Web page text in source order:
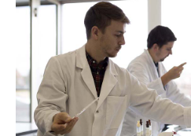
Finanzausgleich,
Personalsteuer,
Verrechnungssteuer,
Grundstückgewinnsteuer,
Handänderungssteuer,
Gewerbesteuer,
Reklameplakatsteuer,
Erbschaftssteuer,
Kapitalsteuer